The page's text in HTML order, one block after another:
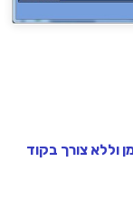
וללא צורך בקוד